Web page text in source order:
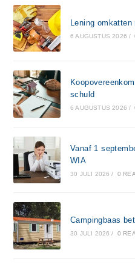
Lening
6 AUGUSTUS 2026 /
schuld
6 AUGUSTUS 2026 /
Vanaf 1
WIA
30 JULI 2026 / 0
Campingbaas
30 JULI 2026 / 0